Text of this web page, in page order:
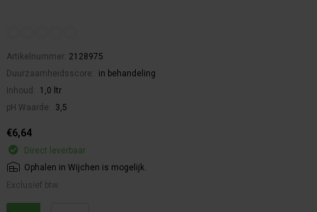
Artikelnummer: 2128975
Duurzaamheidsscore:
in behandeling
Inhoud:
1,0 ltr
pH Waarde:
3,5
€6,64
Direct leverbaar
Ophalen in Wijchen is mogelijk.
Exclusief btw.